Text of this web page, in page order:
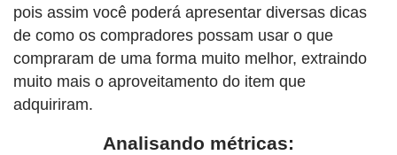
pois assim você poderá apresentar diversas dicas
de como os compradores possam usar o que
compraram de uma forma muito melhor, extraindo
muito mais o aproveitamento do item que
adquiriram.
Analisando métricas: